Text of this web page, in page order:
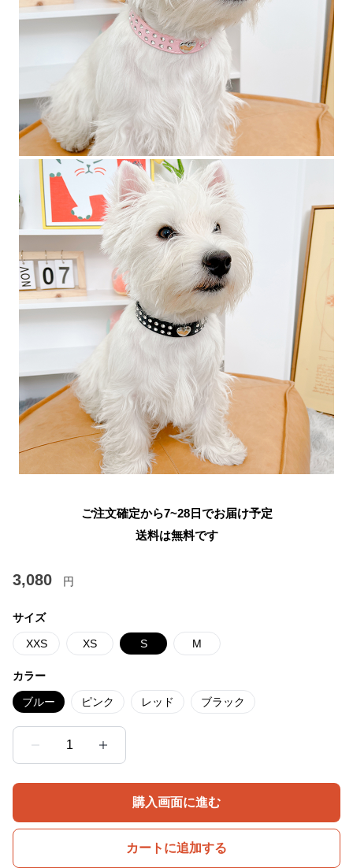
ご注文確定から7~28日でお届け予定
送料は無料です
3,080 円
サイズ
XXS XS S M
カラー
ブルー ピンク レッド ブラック
1
購入画面に進む
カートに追加する